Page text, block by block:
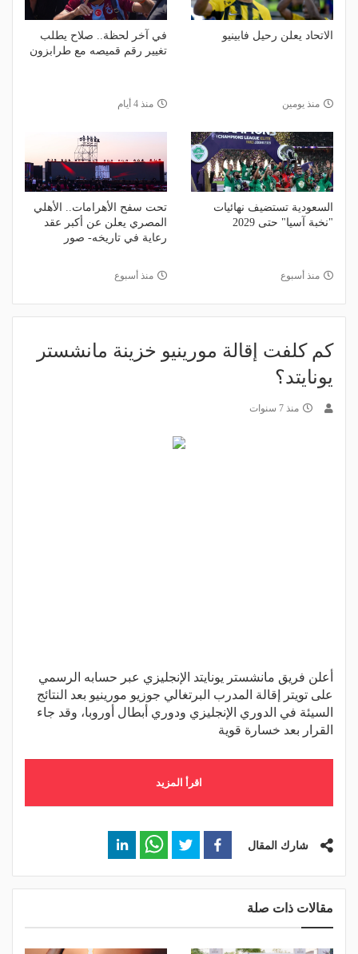
الاتحاد يعلن رحيل فابينيو
منذ يومين
في آخر لحظة.. صلاح يطلب
تغيير رقم قميصه مع طرابزون
منذ 4 أيام
السعودية تستضيف نهائيات
"نخبة آسيا" حتى 2029
منذ أسبوع
تحت سفح الأهرامات.. الأهلي
المصري يعلن عن أكبر عقد
رعاية في تاريخه- صور
منذ أسبوع
كم كلفت إقالة مورينيو خزينة مانشستر
يونايتد؟
منذ 7 سنوات
أعلن فريق مانشستر يونايتد الإنجليزي عبر حسابه الرسمي
على تويتر إقالة المدرب البرتغالي جوزيو مورينيو بعد النتائج
السيئة في الدوري الإنجليزي ودوري أبطال أوروبا، وقد جاء
القرار بعد خسارة قوية
اقرأ المزيد
شارك المقال
مقالات ذات صلة